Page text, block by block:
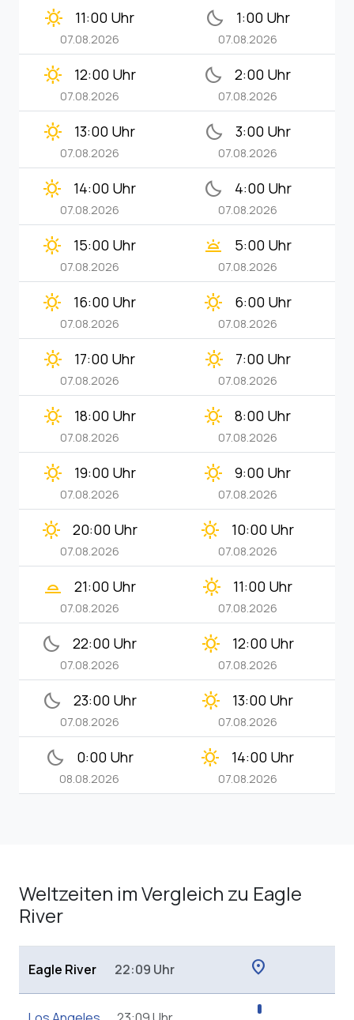
clear_day 11:00 Uhr
07.08.2026
bedtime 1:00 Uhr
07.08.2026
clear_day 12:00 Uhr
07.08.2026
bedtime 2:00 Uhr
07.08.2026
clear_day 13:00 Uhr
07.08.2026
bedtime 3:00 Uhr
07.08.2026
clear_day 14:00 Uhr
07.08.2026
bedtime 4:00 Uhr
07.08.2026
clear_day 15:00 Uhr
07.08.2026
wb_twilight 5:00 Uhr
07.08.2026
clear_day 16:00 Uhr
07.08.2026
clear_day 6:00 Uhr
07.08.2026
clear_day 17:00 Uhr
07.08.2026
clear_day 7:00 Uhr
07.08.2026
clear_day 18:00 Uhr
07.08.2026
clear_day 8:00 Uhr
07.08.2026
clear_day 19:00 Uhr
07.08.2026
clear_day 9:00 Uhr
07.08.2026
clear_day 20:00 Uhr
07.08.2026
clear_day 10:00 Uhr
07.08.2026
wb_twilight_2 21:00 Uhr
07.08.2026
clear_day 11:00 Uhr
07.08.2026
bedtime 22:00 Uhr
07.08.2026
clear_day 12:00 Uhr
07.08.2026
bedtime 23:00 Uhr
07.08.2026
clear_day 13:00 Uhr
07.08.2026
bedtime 0:00 Uhr
08.08.2026
clear_day 14:00 Uhr
07.08.2026
Weltzeiten im Vergleich zu Eagle
River
Eagle River 22:09 Uhr location_on